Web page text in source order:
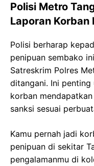
Polisi Metro
Laporan Korban
Polisi berharap
penipuan sembako
Satreskrim Polres
ditangani. Ini penting
korban
sanksi sesuai
Kamu pernah jadi
penipuan di sekitar
pengalamanmu di